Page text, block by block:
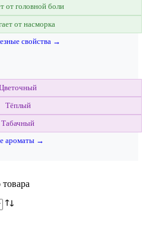
от головной боли
от насморка
свойства →
Тёплый
Табачный
ароматы →